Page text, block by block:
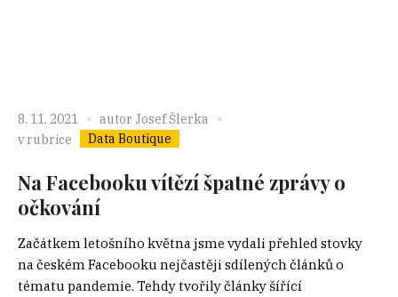
8. 11. 2021 autor Josef Šlerka
v rubrice
Data Boutique
Na Facebooku vítězí špatné zprávy o
očkování
Začátkem letošního května jsme vydali přehled stovky
na českém Facebooku nejčastěji sdílených článků o
tématu pandemie. Tehdy tvořily články šířící